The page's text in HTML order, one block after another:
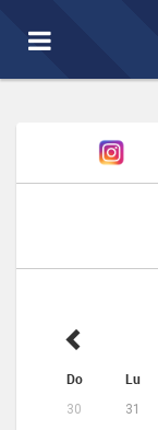
Toggle
navigation
Do Lu
30 31